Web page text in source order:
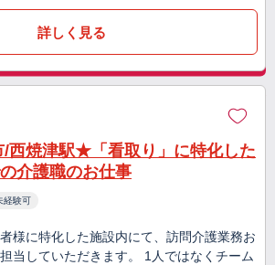
詳しく見る
西焼津駅★「看取り」に特化した
介護職のお仕事
経験可
様に特化した施設内にて、訪問介護業務お
当していただきます。 1人ではなくチーム